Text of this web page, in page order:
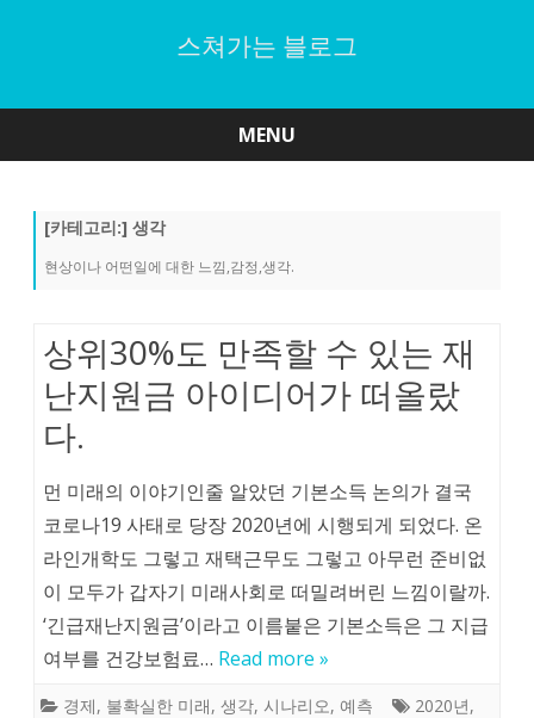
스쳐가는 블로그
MENU
[카테고리:] 생각
현상이나 어떤일에 대한 느낌,감정,생각.
상위30%도 만족할 수 있는 재
난지원금 아이디어가 떠올랐
다.
먼 미래의 이야기인줄 알았던 기본소득 논의가 결국
코로나19 사태로 당장 2020년에 시행되게 되었다. 온
라인개학도 그렇고 재택근무도 그렇고 아무런 준비없
이 모두가 갑자기 미래사회로 떠밀려버린 느낌이랄까.
‘긴급재난지원금’이라고 이름붙은 기본소득은 그 지급
여부를 건강보험료… Read more »
경제, 불확실한 미래, 생각, 시나리오, 예측 2020년,